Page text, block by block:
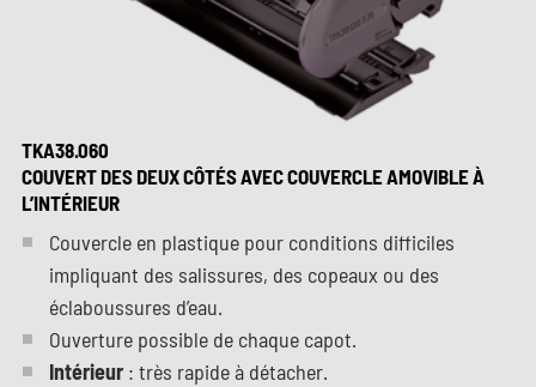
TKA38.060
COUVERT DES DEUX CÔTÉS AVEC COUVERCLE AMOVIBLE À
L’INTÉRIEUR
Couvercle en plastique pour conditions difficiles
impliquant des salissures, des copeaux ou des
éclaboussures d’eau.
Ouverture possible de chaque capot.
Intérieur : très rapide à détacher.